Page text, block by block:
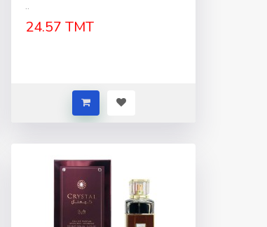
..
24.57 TMT